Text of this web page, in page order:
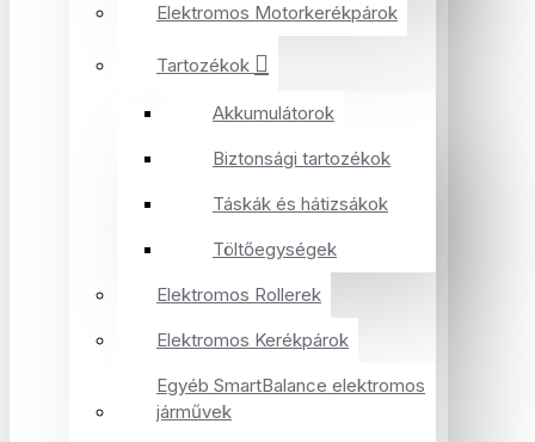
Elektromos Motorkerékpárok
Tartozékok
Akkumulátorok
Biztonsági tartozékok
Táskák és hátizsákok
Töltőegységek
Elektromos Rollerek
Elektromos Kerékpárok
Egyéb SmartBalance elektromos
járművek